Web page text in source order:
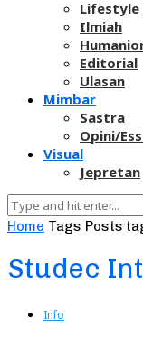
Lifestyle
Ilmiah
Editorial
Ulasan
Mimbar
Sastra
Opini/
Visual
Jepretan
Home Tags Posts
Studec
Info